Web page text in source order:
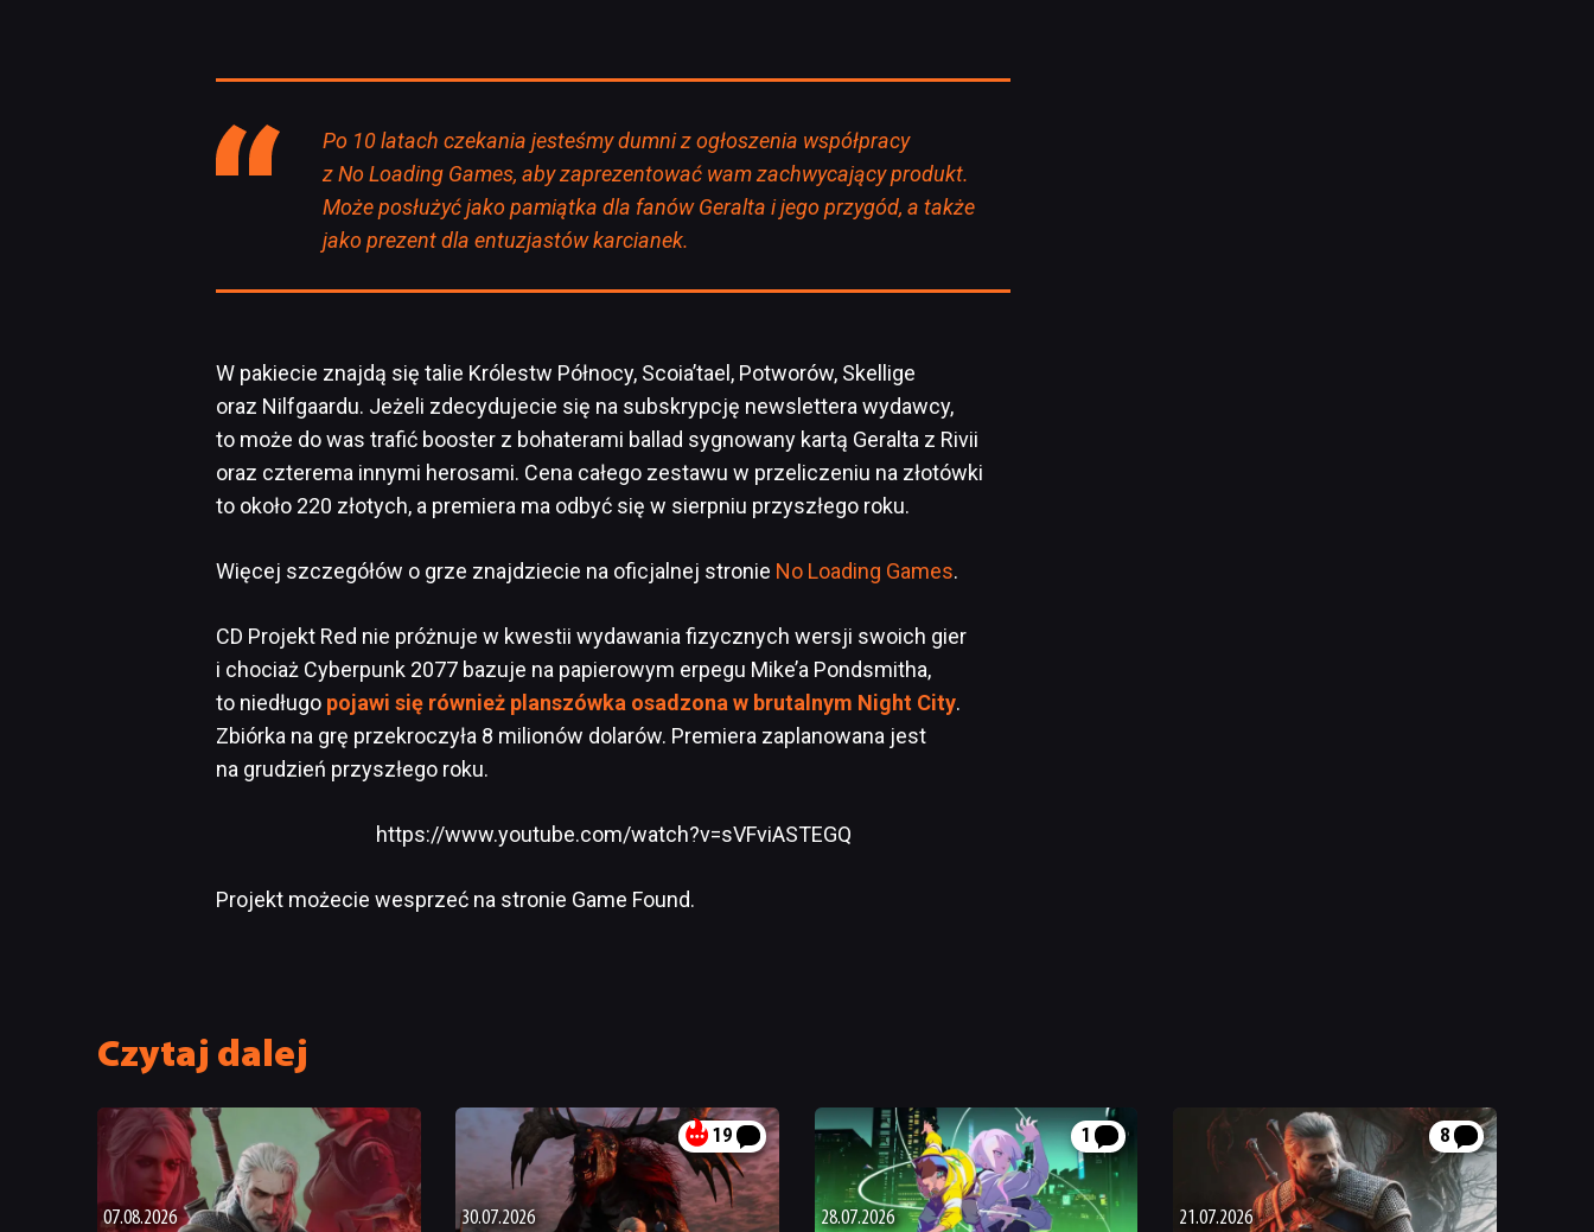
Po 10 latach czekania jesteśmy dumni z ogłoszenia współpracy
z No Loading Games, aby zaprezentować wam zachwycający produkt.
Może posłużyć jako pamiątka dla fanów Geralta i jego przygód, a także
jako prezent dla entuzjastów karcianek.
W pakiecie znajdą się talie Królestw Północy, Scoia’tael, Potworów, Skellige
oraz Nilfgaardu. Jeżeli zdecydujecie się na subskrypcję newslettera wydawcy,
to może do was trafić booster z bohaterami ballad sygnowany kartą Geralta z Rivii
oraz czterema innymi herosami. Cena całego zestawu w przeliczeniu na złotówki
to około 220 złotych, a premiera ma odbyć się w sierpniu przyszłego roku.
Więcej szczegółów o grze znajdziecie na oficjalnej stronie No Loading Games.
CD Projekt Red nie próżnuje w kwestii wydawania fizycznych wersji swoich gier
i chociaż Cyberpunk 2077 bazuje na papierowym erpegu Mike’a Pondsmitha,
to niedługo pojawi się również planszówka osadzona w brutalnym Night City.
Zbiórka na grę przekroczyła 8 milionów dolarów. Premiera zaplanowana jest
na grudzień przyszłego roku.
https://www.youtube.com/watch?v=sVFviASTEGQ
Projekt możecie wesprzeć na stronie Game Found.
Czytaj dalej
07.08.2026
19
30.07.2026
1
28.07.2026
8
21.07.2026